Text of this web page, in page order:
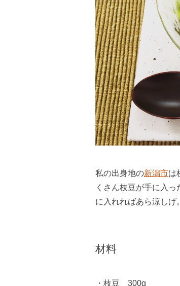
私の出身地の新潟市は
くさん枝豆が手に入
に入れればあら涼しげ
材料
・枝豆 300g